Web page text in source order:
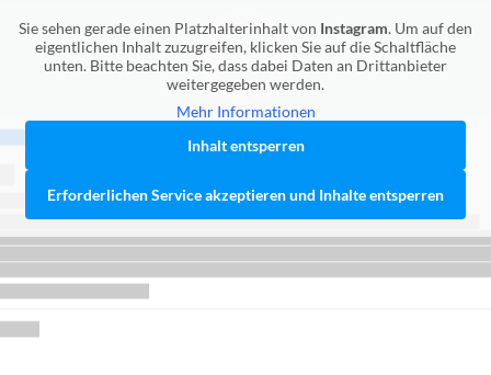
Sie sehen gerade einen Platzhalterinhalt von Instagram. Um auf den
eigentlichen Inhalt zuzugreifen, klicken Sie auf die Schaltfläche
unten. Bitte beachten Sie, dass dabei Daten an Drittanbieter
weitergegeben werden.
Mehr Informationen
Inhalt entsperren
Erforderlichen Service akzeptieren und Inhalte entsperren